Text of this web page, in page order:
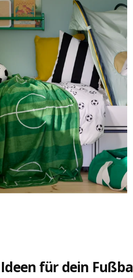
Ideen für dein